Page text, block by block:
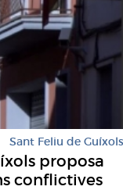
Sant Feliu de Guíxols
proposa
conflictives